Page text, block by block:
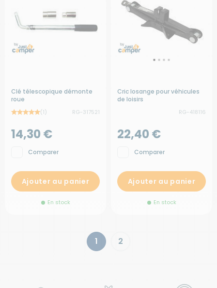
Clé télescopique démonte
roue
(1) RG-317521
14,30 €
Comparer
Ajouter au panier
En stock
Cric losange pour véhicules
de loisirs
RG-418116
22,40 €
Comparer
Ajouter au panier
En stock
1 2